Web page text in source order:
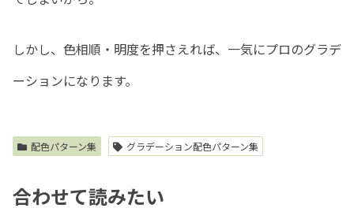
しかし、色相順・明度を押さえれば、一気にプロのグラデ
ーションになります。
配色パターン集 グラデーション配色パターン集
合わせて読みたい